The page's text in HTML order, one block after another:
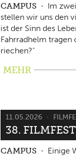
CAMPUS
Im
stellen wir uns den
ist der Sinn des
Fahrradhelm
riechen?"
MEHR
11.05.2026
38.
CAMPUS
Einige